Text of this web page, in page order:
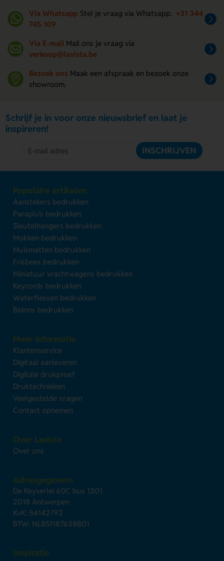
Via Whatsapp Stel je vraag via Whatsapp. +31 344
745 109
Via E-mail Mail ons je vraag via
verkoop@lavista.be
Bezoek ons Maak een afspraak en bezoek onze
showroom.
Schrijf je in voor onze nieuwsbrief en laat je
inspireren!
INSCHRIJVEN
Populaire artikelen
Aanstekers bedrukken
Paraplu's bedrukken
Sleutelhangers bedrukken
Mokken bedrukken
Muismatten bedrukken
Frisbees bedrukken
Miniatuur vrachtwagens bedrukken
Keycords bedrukken
Waterflessen bedrukken
Bidons bedrukken
Meer informatie
Klantenservice
Digitaal aanleveren
Digitale drukproef
Druktechnieken
Veelgestelde vragen
Contact opnemen
Over Lavista
Over ons
Adresgegevens
De Keyserlei 60C bus 1301
2018 Antwerpen
KvK: 54142792
BTW: NL851187638B01
Inspiratie